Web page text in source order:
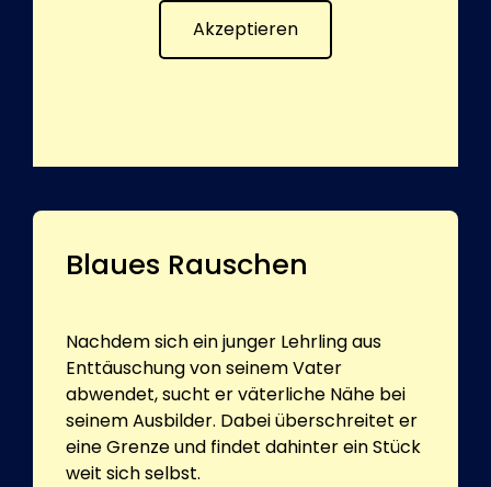
Akzeptieren
Blaues Rauschen
Nachdem sich ein junger Lehrling aus
Enttäuschung von seinem Vater
abwendet, sucht er väterliche Nähe bei
seinem Ausbilder. Dabei überschreitet er
eine Grenze und findet dahinter ein Stück
weit sich selbst.